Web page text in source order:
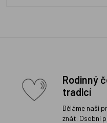
Rodinný
tradicí
Děláme naši
znát. Osobní